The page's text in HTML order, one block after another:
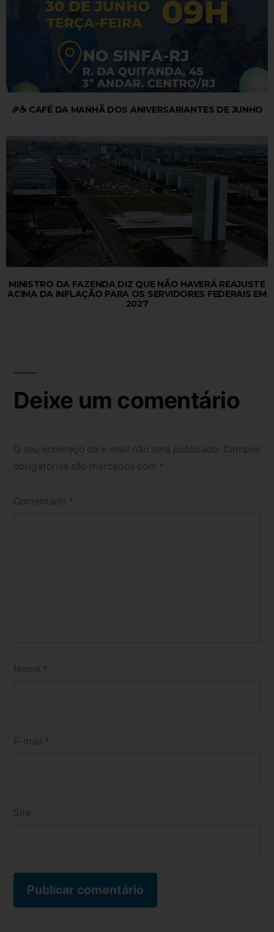
🎉☕ CAFÉ DA MANHÃ DOS ANIVERSARIANTES DE JUNHO
MINISTRO DA FAZENDA DIZ QUE NÃO HAVERÁ REAJUSTE
ACIMA DA INFLAÇÃO PARA OS SERVIDORES FEDERAIS EM
2027
Deixe um comentário
O seu endereço de e-mail não será publicado. Campos
obrigatórios são marcados com *
Comentário *
Nome *
E-mail *
Site